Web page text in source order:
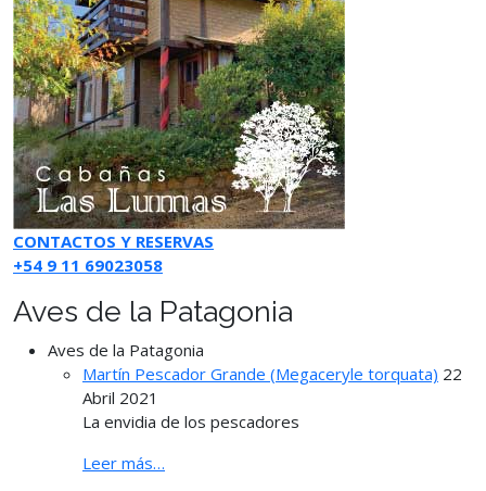
CONTACTOS Y RESERVAS
+54 9 11 69023058
Aves de la Patagonia
Aves de la Patagonia
Martín Pescador Grande (Megaceryle torquata) 22
Abril 2021
La envidia de los pescadores
Leer más…